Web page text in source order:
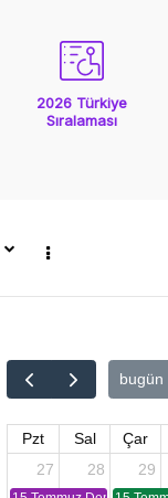
2026 Türkiye
Sıralaması
bugün
Pzt Sal Çar
27
28 29